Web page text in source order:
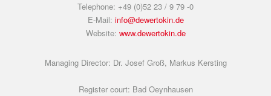
Telephone: +49 (0)52 23 / 9 79 -0
E-Mail: info@dewertokin.de
Website: www.dewertokin.de
Managing Director: Dr. Josef Groß, Markus Kersting
Register court: Bad Oeynhausen